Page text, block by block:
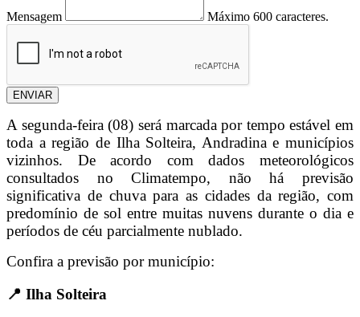
Mensagem Máximo 600 caracteres.
ENVIAR
A segunda-feira (08) será marcada por tempo estável em
toda a região de Ilha Solteira, Andradina e municípios
vizinhos. De acordo com dados meteorológicos
consultados no Climatempo, não há previsão
significativa de chuva para as cidades da região, com
predomínio de sol entre muitas nuvens durante o dia e
períodos de céu parcialmente nublado.
Confira a previsão por município:
📍 Ilha Solteira